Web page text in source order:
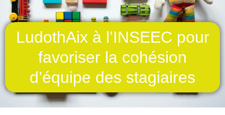
LudothAix à l’INSEEC pour
favoriser la cohésion
d’équipe des stagiaires